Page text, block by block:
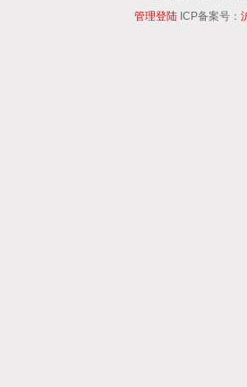
管理登陆ICP备案号：